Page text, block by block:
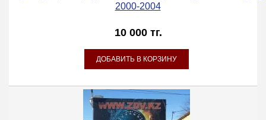
2000-2004
10 000 тг.